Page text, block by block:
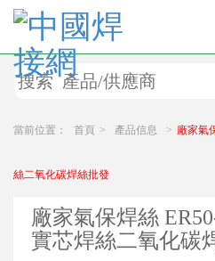
當前位置： 首頁 > 產品信息 > 廠家氣
絲二氧化碳焊絲批發
廠家氣保焊絲
實芯焊絲二氧化碳